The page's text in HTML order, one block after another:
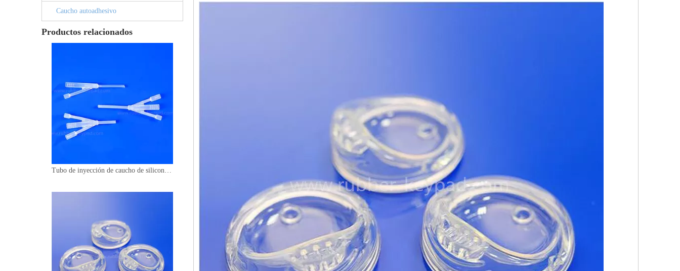
Caucho autoadhesivo
Productos relacionados
Tubo de inyección de caucho de silicona líquida